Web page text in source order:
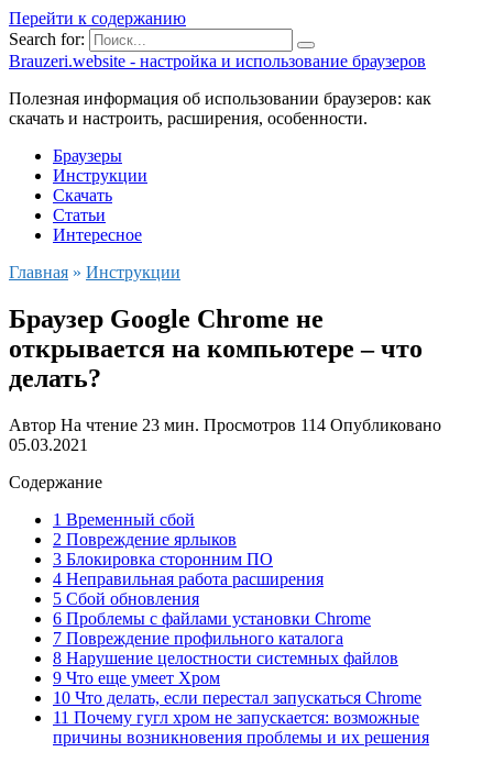
Перейти к содержанию
Search for:
Brauzeri.website - настройка и использование браузеров
Полезная информация об использовании браузеров: как
скачать и настроить, расширения, особенности.
Браузеры
Инструкции
Скачать
Статьи
Интересное
Главная » Инструкции
Браузер Google Chrome не
открывается на компьютере – что
делать?
Автор На чтение 23 мин. Просмотров 114 Опубликовано
05.03.2021
Содержание
1 Временный сбой
2 Повреждение ярлыков
3 Блокировка сторонним ПО
4 Неправильная работа расширения
5 Сбой обновления
6 Проблемы с файлами установки Chrome
7 Повреждение профильного каталога
8 Нарушение целостности системных файлов
9 Что еще умеет Хром
10 Что делать, если перестал запускаться Chrome
11 Почему гугл хром не запускается: возможные
причины возникновения проблемы и их решения